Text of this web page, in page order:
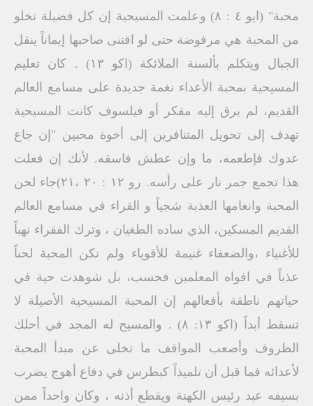
محبة" (ايو ٤ : ٨) وعلمت المسيحية إن كل فضيلة تخلو
من المحبة هي مرفوضة حتى لو اقتنى صاحبها إيماناً ينقل
الجبال ويتكلم بألسنة الملائكة (اکو ۱۳) . كان تعليم
المسيحية بمحبة الأعداء نغمة جديدة على مسامع العالم
القديم، لم يرق إليه مفكر أو فيلسوف كانت المسيحية
تهدف إلى تحويل المتنافرين إلى أخوة محبين "إن جاع
عدوك فإطعمه، ما وإن عطش فاسقه. لأنك إن فعلت
هذا تجمع جمر نار على رأسه. رو ۱۲ : ٢٠ ،٢١)جاء لحن
المحبة وانغامها العذبة شجياً و القراء في مسامع العالم
القديم المسكين، الذي ساده الطغيان ، وترك الفقراء نهباً
للأغنياء ،والضعفاء غنيمة للأقوياء ولم تكن المحبة لحناً
عذباً في افواه المعلمين فحسب، بل شوهدت حية في
حياتهم ناطقة بأفعالهم إن المحبة المسيحية الأصيلة لا
تسقط أبداً (اكو ١٣: ٨) . والمسيح له المجد في أحلك
الظروف وأصعب المواقف ما تخلى عن مبدأ المحبة
لأعدائه فما قبل أن تلميذاً كبطرس في دفاع أهوج يضرب
بسيفه عبد رئيس الكهنة ويقطع أذنه ، وكان واحداً ممن